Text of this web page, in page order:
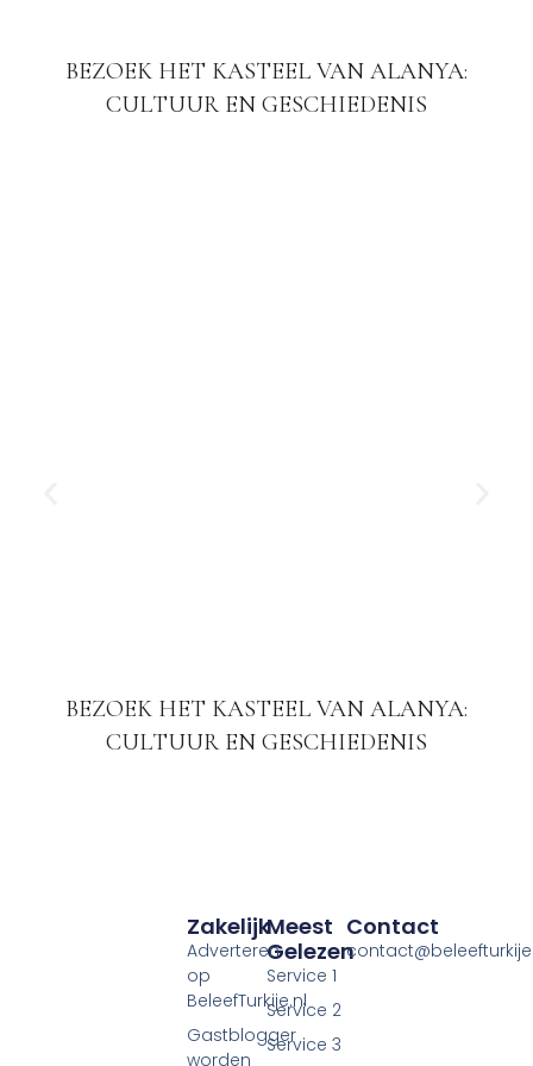
BEZOEK HET KASTEEL VAN ALANYA:
CULTUUR EN GESCHIEDENIS
BEZOEK HET KASTEEL VAN ALANYA:
CULTUUR EN GESCHIEDENIS
Meest
Gelezen
Service 1
Service 2
Service 3
Zakelijk
Adverteren
op
BeleefTurkije.nl
Gastblogger
worden
Contact